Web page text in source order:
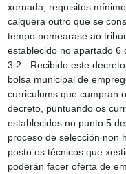
xornada, requisitos
calquera outro que se
tempo nomearase ao
establecido no apartado 6
3.2.‑ Recibido este
bolsa municipal de
curriculums que cumpran
decreto, puntuando os
establecidos no punto 5
proceso de selección non
posto os técnicos que
poderán facer oferta de